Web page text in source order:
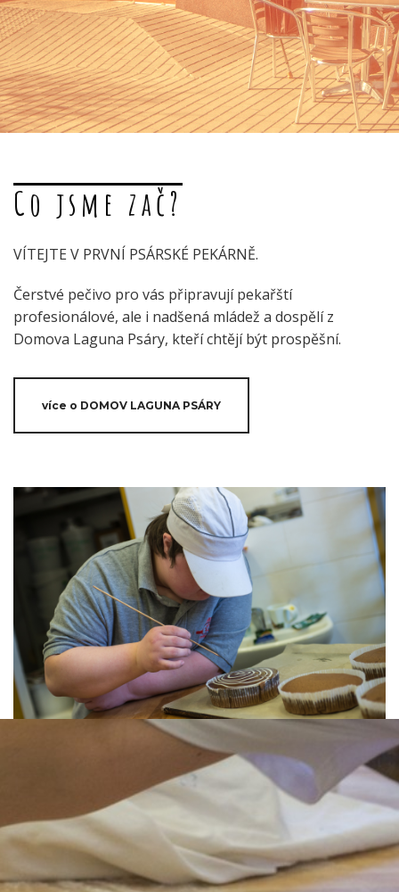
Co jsme zač?
VÍTEJTE V PRVNÍ PSÁRSKÉ PEKÁRNĚ.
Čerstvé pečivo pro vás připravují pekařští
profesionálové, ale i nadšená mládež a dospělí z
Domova Laguna Psáry, kteří chtějí být prospěšní.
více o DOMOV LAGUNA PSÁRY